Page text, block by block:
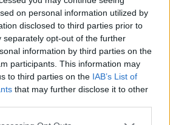
on personal information utilized by
disclosed to third parties prior to
separately opt-out of the further
information by third parties on the
participants. This information may
to third parties on the IAB’s List of
that may further disclose it to other
app uses one or more Google
(1,048,576 x 599,186)
upp... ;-)